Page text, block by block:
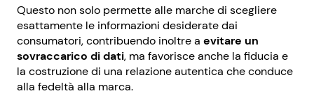
Questo non solo permette alle marche di scegliere
esattamente le informazioni desiderate dai
consumatori, contribuendo inoltre a evitare un
sovraccarico di dati, ma favorisce anche la fiducia e
la costruzione di una relazione autentica che conduce
alla fedeltà alla marca.